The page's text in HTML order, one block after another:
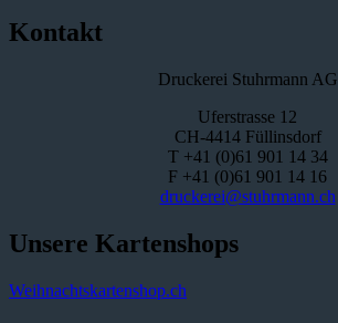
Kontakt
Druckerei Stuhrmann AG
Uferstrasse 12
CH-4414 Füllinsdorf
T +41 (0)61 901 14 34
F +41 (0)61 901 14 16
druckerei@stuhrmann.ch
Unsere Kartenshops
Weihnachtskartenshop.ch